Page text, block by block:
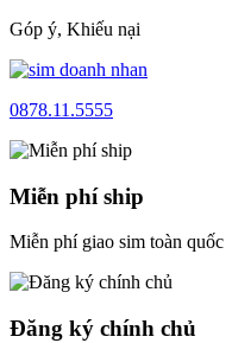
Góp ý, Khiếu nại
0878.11.5555
Miễn phí ship
Miễn phí giao sim toàn quốc
Đăng ký chính chủ